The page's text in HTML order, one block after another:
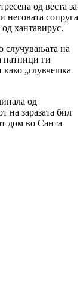
од веста за
неговата сопруга
хантавирус.
случувањата на
патници ги
како „глувчешка
од
на заразата бил
дом во Санта